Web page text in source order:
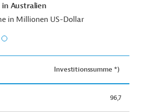
Australien
in Millionen US-Dollar
Investitionssumme *)
96,7